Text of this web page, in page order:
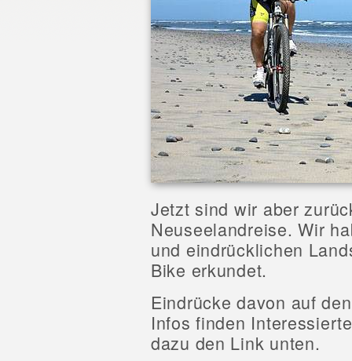
Jetzt sind wir aber
Neuseelandreise. Wir
und eindrücklichen
Bike erkundet.
Eindrücke davon auf
Infos finden
dazu den Link unten.